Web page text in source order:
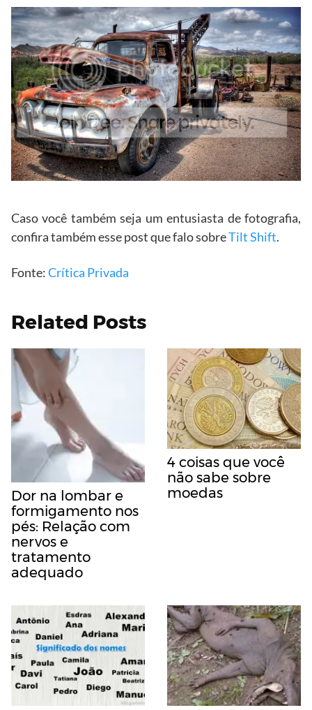
Caso você também seja um entusiasta de fotografia,
confira também esse post que falo sobreTilt Shift.
Fonte:Crítica Privada
Related Posts
Dor na lombar e
formigamento nos
pés: Relação com
nervos e
tratamento
adequado
4 coisas que você
não sabe sobre
moedas